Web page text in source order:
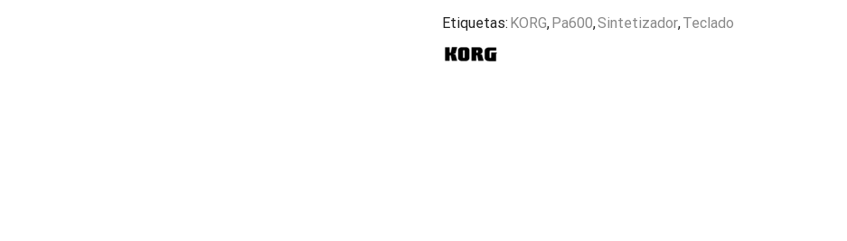
Etiquetas: KORG, Pa600,Sintetizador,Teclado